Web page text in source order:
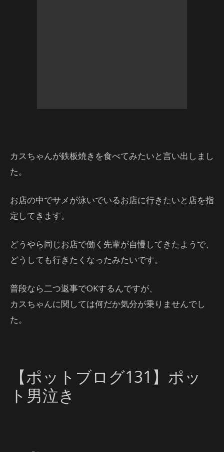
カスちゃんが鉄板焼きを食べてみたいと言い出しまし
た。
お店の中でサメが泳いでいるお店に行きたいと店を指
定してきます。
どうやら同じお店で働く先輩が自慢してきたようで、
どうしても行きたくなったみたいです。
普段なら二つ返事でOKするんですが、
カスちゃんに関しては何だか気分が乗りませんでし
た。
【ポットブログ131】ポッ
ト男泣き